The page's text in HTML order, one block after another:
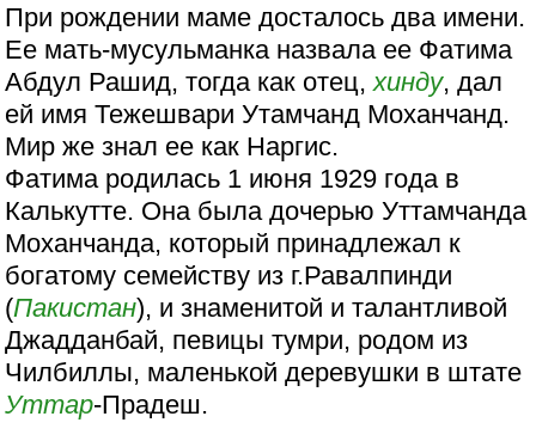
При рождении маме досталось два имени.
Ее мать-мусульманка назвала ее Фатима
Абдул Рашид, тогда как отец,хинду, дал
ей имя Тежешвари Утамчанд Моханчанд.
Мир же знал ее как Наргис.
Фатима родилась 1 июня 1929 года в
Калькутте. Она была дочерью Уттамчанда
Моханчанда, который принадлежал к
богатому семейству из г.Равалпинди
(Пакистан), и знаменитой и талантливой
Джадданбай, певицы тумри, родом из
Чилбиллы, маленькой деревушки в штате
Уттар-Прадеш.